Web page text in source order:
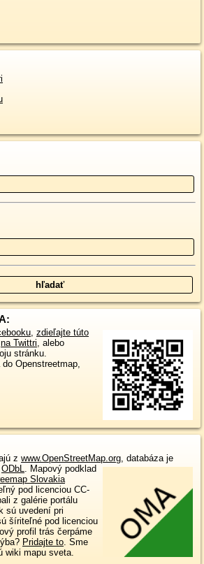
, zdieľajte túto
na Twittri, alebo
stránku.
Openstreetmap,
z www.OpenStreetMap.org, databáza je
ODbL. Mapový podklad
Slovakia
pod licenciou CC-
z galérie portálu
sú uvedení pri
šíriteľné pod licenciou
profil trás čerpáme
Pridajte to. Sme
wiki mapu sveta.